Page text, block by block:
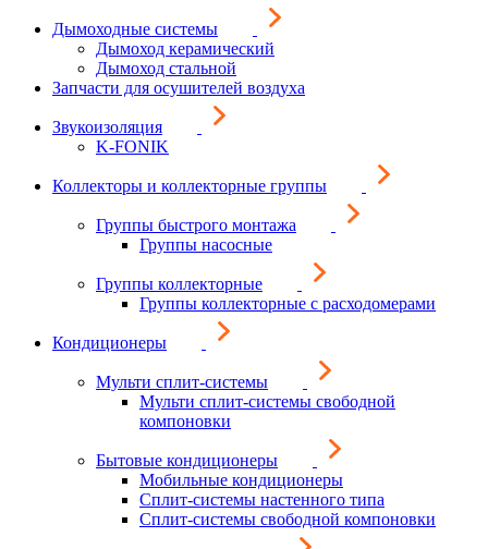
Дымоходные системы
Дымоход керамический
Дымоход стальной
Запчасти для осушителей воздуха
Звукоизоляция
K-FONIK
Коллекторы и коллекторные группы
Группы быстрого монтажа
Группы насосные
Группы коллекторные
Группы коллекторные с расходомерами
Кондиционеры
Мульти сплит-системы
Мульти сплит-системы свободной
компоновки
Бытовые кондиционеры
Мобильные кондиционеры
Сплит-системы настенного типа
Сплит-системы свободной компоновки